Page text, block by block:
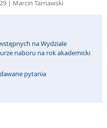
| Marcin Tarnawski
na Wydziale
naboru na rok akademicki
pytania